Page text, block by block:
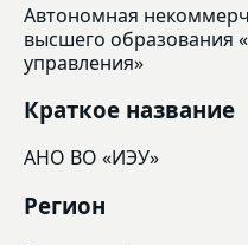
Автономная
высшего образования
управления»
Краткое название
АНО ВО «ИЭУ»
Регион